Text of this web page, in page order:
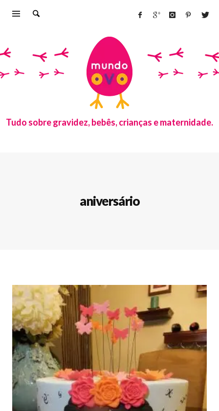
Tudo sobre gravidez, bebês, crianças e maternidade.
aniversário